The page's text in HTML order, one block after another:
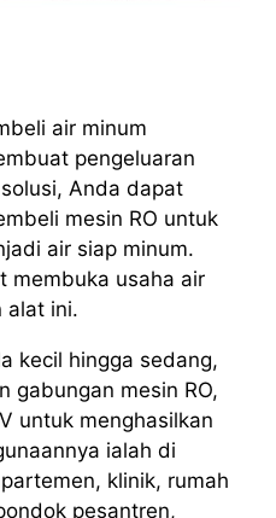
air minum
pengeluaran
Anda dapat
mesin RO untuk
air siap minum.
membuka usaha air
alat ini.
kecil hingga sedang,
gabungan mesin RO,
untuk menghasilkan
ialah di
klinik, rumah
pesantren,